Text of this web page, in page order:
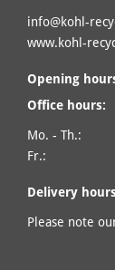
info@kohl-
www.kohl-
Opening
Office hours:
Mo. - Th.:
Fr.:
Delivery
Please note